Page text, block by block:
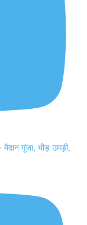
गूंजा, भीड़ उमड़ी,